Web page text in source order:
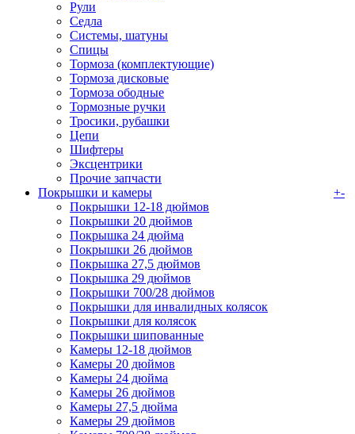
Рули
Седла
Системы, шатуны
Спицы
Тормоза (комплектующие)
Тормоза дисковые
Тормоза ободные
Тормозные ручки
Тросики, рубашки
Цепи
Шифтеры
Эксцентрики
Прочие запчасти
Покрышки и камеры
+-
Покрышки 12-18 дюймов
Покрышки 20 дюймов
Покрышка 24 дюйма
Покрышки 26 дюймов
Покрышка 27,5 дюймов
Покрышка 29 дюймов
Покрышки 700/28 дюймов
Покрышки для инвалидных колясок
Покрышки для колясок
Покрышки шипованные
Камеры 12-18 дюймов
Камеры 20 дюймов
Камеры 24 дюйма
Камеры 26 дюймов
Камеры 27,5 дюйма
Камеры 29 дюймов